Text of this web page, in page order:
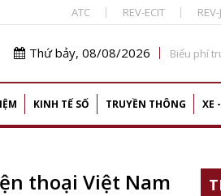
ATC REV-ECIT REV-
Thứ bảy, 08/08/2026 Biểu phí
KINH TẾ SỐ TRUYỀN THÔNG XE
thoại Việt Nam